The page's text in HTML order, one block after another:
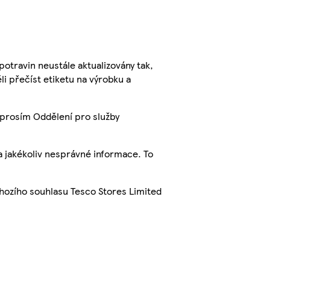
neustále aktualizovány tak,
přečíst etiketu na výrobku a
Oddělení pro služby
nesprávné informace. To
souhlasu Tesco Stores Limited